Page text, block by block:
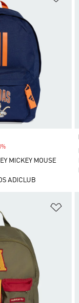
MICKEY MOUSE
ADICLUB